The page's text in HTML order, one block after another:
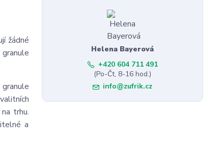
žádné
trhu.
a
Helena Bayerová
+420 604 711 491
(Po-Čt, 8-16 hod.)
info@zufrik.cz